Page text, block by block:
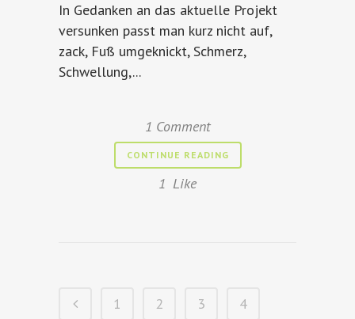
In Gedanken an das aktuelle Projekt
versunken passt man kurz nicht auf,
zack, Fuß umgeknickt, Schmerz,
Schwellung,...
1 Comment
CONTINUE READING
1 Like
1 2 3
4